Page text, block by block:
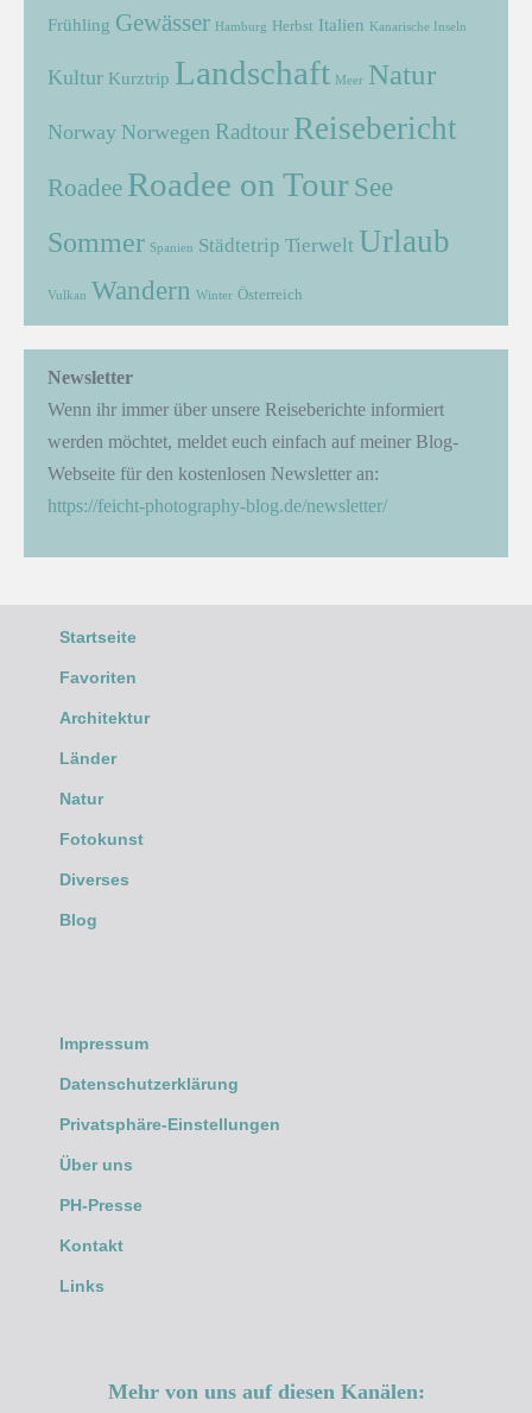
Frühling Gewässer Hamburg Herbst Italien Kanarische Inseln
Kultur Kurztrip Landschaft Meer Natur
Norway Norwegen Radtour Reisebericht
Roadee Roadee on Tour See
Sommer Spanien Städtetrip Tierwelt Urlaub
Vulkan Wandern Winter Österreich
Newsletter
Wenn ihr immer über unsere Reiseberichte informiert
werden möchtet, meldet euch einfach auf meiner Blog-
Webseite für den kostenlosen Newsletter an:
https://feicht-photography-blog.de/newsletter/
Startseite
Favoriten
Architektur
Länder
Natur
Fotokunst
Diverses
Blog
Impressum
Datenschutzerklärung
Privatsphäre-Einstellungen
Über uns
PH-Presse
Kontakt
Links
Mehr von uns auf diesen Kanälen: